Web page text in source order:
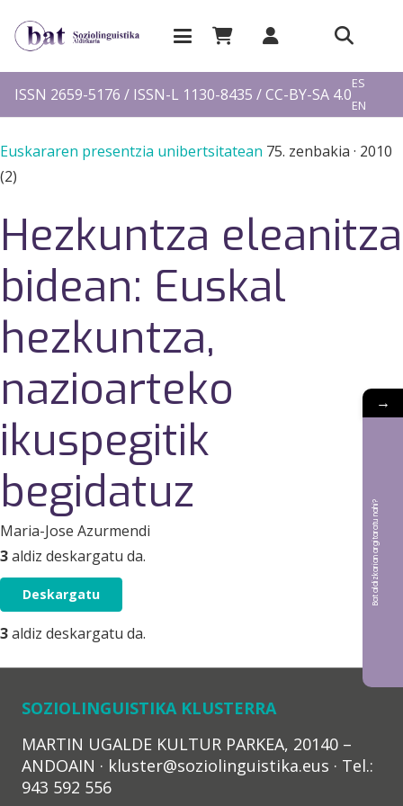
ISSN 2659-5176 / ISSN-L 1130-8435 / CC-BY-SA 4.0
ES
EN
Euskararen presentzia unibertsitatean 75. zenbakia · 2010
(2)
Hezkuntza eleanitza
bidean: Euskal
hezkuntza,
nazioarteko
ikuspegitik
begidatuz
Maria-Jose Azurmendi
3aldiz deskargatu da.
Deskargatu
3aldiz deskargatu da.
SOZIOLINGUISTIKA KLUSTERRA
MARTIN UGALDE KULTUR PARKEA, 20140 –
ANDOAIN · kluster@soziolinguistika.eus · Tel.:
943 592 556
→
Bat aldizkarian argitaratu nahi?